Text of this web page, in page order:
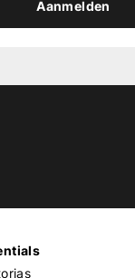
Aanmelden